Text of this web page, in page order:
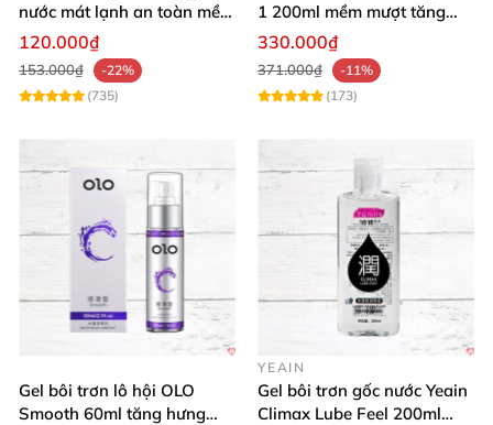
nước mát lạnh an toàn mềm
mại
120.000₫
153.000₫
-22%
(735)
1 200ml mềm mượt tăng
khoái cảm
330.000₫
371.000₫
-11%
(173)
Gel bôi trơn lô hội OLO
Smooth 60ml tăng hưng
YEAIN
Gel bôi trơn gốc nước Yeain
Climax Lube Feel 200ml